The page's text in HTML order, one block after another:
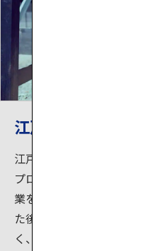
江戸職業体験
江戸時代にあったユニ
プログラム。忍者や悪
業を江戸の町を舞台に
た後は、町に出てそれ
く、心まで江戸人にな